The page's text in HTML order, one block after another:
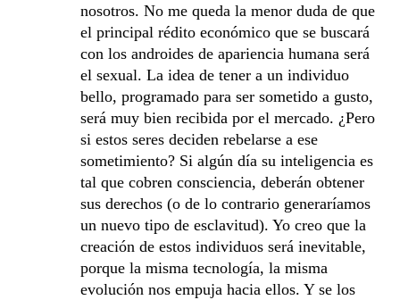
nosotros. No me queda la menor duda de que
el principal rédito económico que se buscará
con los androides de apariencia humana será
el sexual. La idea de tener a un individuo
bello, programado para ser sometido a gusto,
será muy bien recibida por el mercado. ¿Pero
si estos seres deciden rebelarse a ese
sometimiento? Si algún día su inteligencia es
tal que cobren consciencia, deberán obtener
sus derechos (o de lo contrario generaríamos
un nuevo tipo de esclavitud). Yo creo que la
creación de estos individuos será inevitable,
porque la misma tecnología, la misma
evolución nos empuja hacia ellos. Y se los